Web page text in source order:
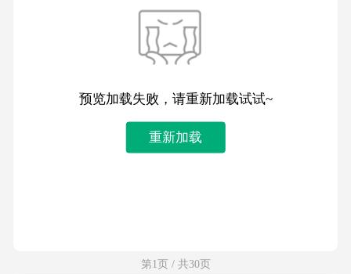
预览加载失败，请重新加载试试~
重新加载
第1页 / 共30页